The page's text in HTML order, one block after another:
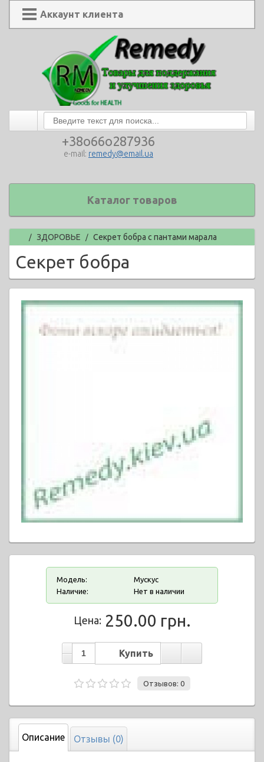
Аккаунт клиента
+38o66o287936
e-mail: remedy@email.ua
Каталог товаров
Главная
/ ЗДОРОВЬЕ / Секрет бобра с пантами марала
Секрет бобра
Модель:
Мускус
Наличие:
Нет в наличии
Цена: 250.00 грн.
Отзывов: 0
Описание Отзывы (0)